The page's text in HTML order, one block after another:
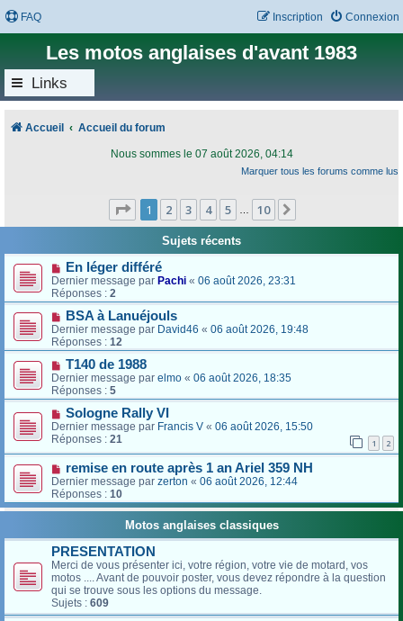
FAQ Connexion
Inscription
Les motos anglaises d'avant 1983
Links
Accueil Accueil du forum
Nous sommes le 07 août 2026, 04:14
Marquer tous les forums comme lus
Page 1sur
1 2 3 4 5 10
Sujets récents
En léger différé
Dernier message par Pachi « 06 août 2026, 23:31
Réponses : 2
BSA à Lanuéjouls
Dernier message par David46 « 06 août 2026, 19:48
Réponses : 12
T140 de 1988
Dernier message par elmo « 06 août 2026, 18:35
Réponses : 5
Sologne Rally VI
Dernier message par Francis V « 06 août 2026, 15:50
Réponses : 21 1 2
remise en route après 1 an Ariel 359 NH
Dernier message par zerton « 06 août 2026, 12:44
Réponses : 10
Motos anglaises classiques
PRESENTATION
Merci de vous présenter ici, votre région, votre vie de motard, vos
motos .... Avant de pouvoir poster, vous devez répondre à la question
qui se trouve sous les options du message.
Sujets : 609